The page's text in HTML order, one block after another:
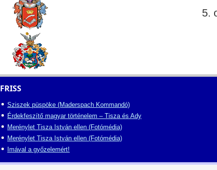
5.
FRISS
Sziszek püspöke (Maderspach Kommandó)
Érdekfeszítő magyar történelem – Tisza és Ady
Merénylet Tisza István ellen (Fotómédia)
Merénylet Tisza István ellen (Fotómédia)
Imával a győzelemért!